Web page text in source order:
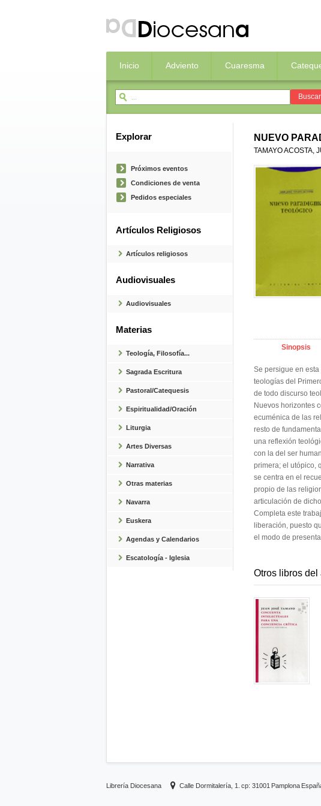
Inicio Adviento Cuaresma
Explorar
Próximos eventos
Condiciones de venta
Pedidos especiales
Artículos Religiosos
Artículos religiosos
Audiovisuales
Audiovisuales
Materias
Teología, Filosofía...
Sagrada Escritura
Pastoral/Catequesis
Espiritualidad/Oración
Liturgia
Artes Diversas
Narrativa
Otras materias
Navarra
Euskera
Agendas y Calendarios
Escatología - Iglesia
NUEVO
TAMAYO ACOSTA,
Sinopsis
Se persigue en
teologías del
de todo discurso
Nuevos horizontes
ecuménica de las
resto de
una reflexión
con la del ser
primera; el utópico,
se centra en el
propio de las
articulación de
Completa este
liberación, puesto
el modo de
Otros libros del
Librería Diocesana Calle Dormitalería, 1. cp: 31001 Pamplona